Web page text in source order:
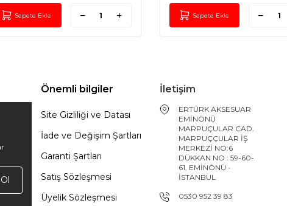
Sepete Ekle Sepete Ekle
Önemli bilgiler
Site Gizliliği ve Datası
İade ve Değişim Şartları
Garanti Şartları
Satış Sözleşmesi
Üyelik Sözleşmesi
İletişim
ERTÜRK AKSESUAR
EMİNÖNÜ
MARPUÇULAR CAD.
MARPUÇÇULAR İŞ
MERKEZİ NO:6
DÜKKAN NO : 59-60-
61. EMİNÖNÜ -
İSTANBUL
0530 952 39 83